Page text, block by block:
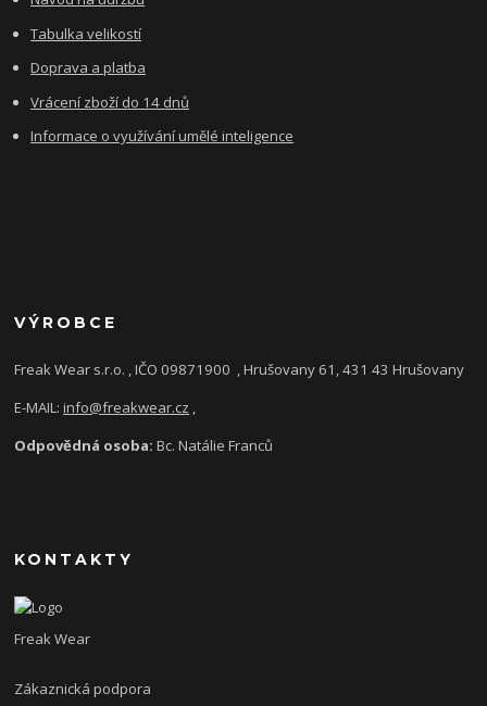
Tabulka velikostí
Doprava a platba
Vrácení zboží do 14 dnů
Informace o využívání umělé inteligence
VÝROBCE
Freak Wear s.r.o. , IČO 09871900 , Hrušovany 61, 431 43 Hrušovany
E-MAIL:info@freakwear.cz ,
Odpovědná osoba:Bc. Natálie Franců
KONTAKTY
Freak Wear
Zákaznická podpora